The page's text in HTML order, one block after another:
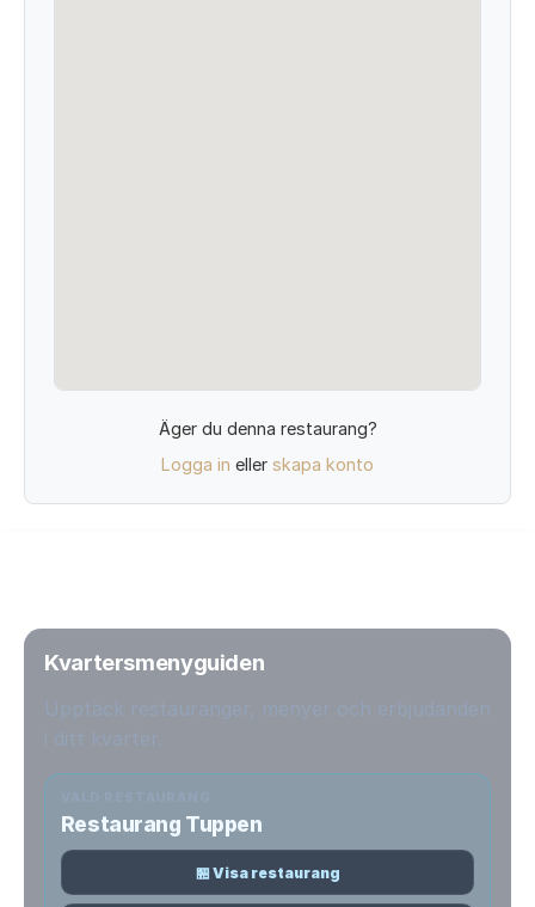
Äger du denna restaurang?
Logga in eller skapa konto
Kvartersmenyguiden
Restaurang Tuppen
🏪 Visa restaurang